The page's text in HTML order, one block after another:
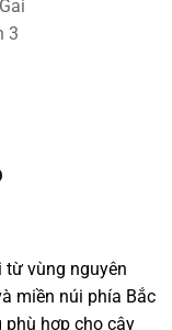
27,000 VND
đến
220,000 VND
vùng nguyên
miền núi phía Bắc
phù hợp cho cây